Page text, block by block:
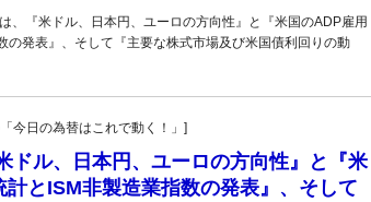
、『米ドル、日本円、ユーロの方向性』と『米国のADP雇用
の発表』、そして『主要な株式市場及び米国債利回りの動
今日の為替はこれで動く！」]
ドル、日本円、ユーロの方向性』と『米
計とISM非製造業指数の発表』、そして